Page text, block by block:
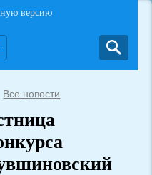
версию
Все новости